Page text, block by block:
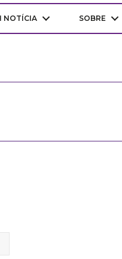
NOTÍCIA SOBRE